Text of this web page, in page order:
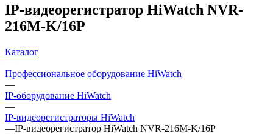
IP-видеорегистратор HiWatch NVR-
216M-K/16P
Каталог
—
Профессиональное оборудование HiWatch
—
IP-оборудование HiWatch
—
IP-видеорегистраторы HiWatch
—IP-видеорегистратор HiWatch NVR-216M-K/16P